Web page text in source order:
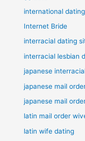
international dating
Internet Bride
interracial dating
interracial lesbian
japanese
japanese mail
japanese mail
latin mail order
latin wife dating